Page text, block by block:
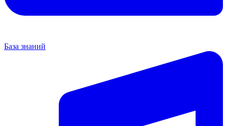
База знаний